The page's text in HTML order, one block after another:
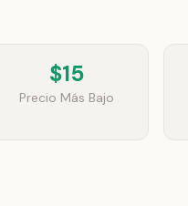
$15
Precio Más Bajo